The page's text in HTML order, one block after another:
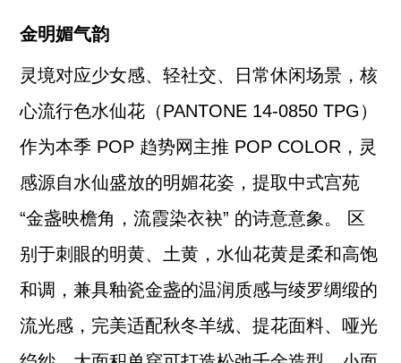
金明媚气韵
灵境对应少女感、轻社交、日常休闲场景，核
心流行色水仙花（PANTONE 14-0850 TPG）
作为本季 POP 趋势网主推 POP COLOR，灵
感源自水仙盛放的明媚花姿，提取中式宫苑
“金盏映檐角，流霞染衣袂” 的诗意意象。 区
别于刺眼的明黄、土黄，水仙花黄是柔和高饱
和调，兼具釉瓷金盏的温润质感与绫罗绸缎的
流光感，完美适配秋冬羊绒、提花面料、哑光